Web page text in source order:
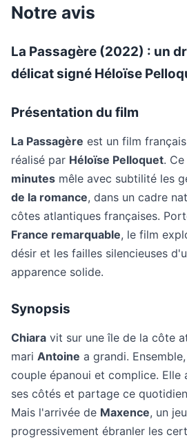
Notre avis
La Passagère (2022) : un
délicat signé Héloïse
Présentation du film
La Passagère est un film
réalisé par Héloïse Pelloquet.
minutes mêle avec subtilité les
de la romance, dans un cadre
côtes atlantiques françaises.
France remarquable, le film
désir et les failles silencieuses
apparence solide.
Synopsis
Chiara vit sur une île de la côte
mari Antoine a grandi.
couple épanoui et complice. Elle
ses côtés et partage ce
Mais l'arrivée de Maxence, un
progressivement ébranler les